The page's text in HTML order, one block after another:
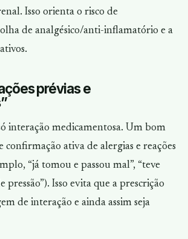
Isso orienta o risco de
de analgésico/anti-inflamatório e a
prévias e
interação medicamentosa. Um bom
ativa de alergias e reações
“já tomou e passou mal”, “teve
pressão”). Isso evita que a prescrição
de interação e ainda assim seja